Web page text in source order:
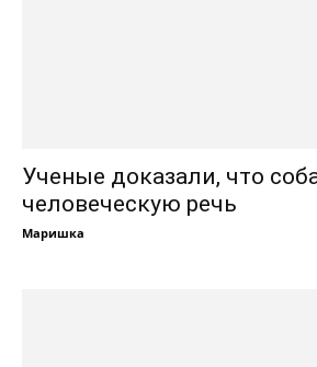
Ученые доказали, что
человеческую речь
Маришка